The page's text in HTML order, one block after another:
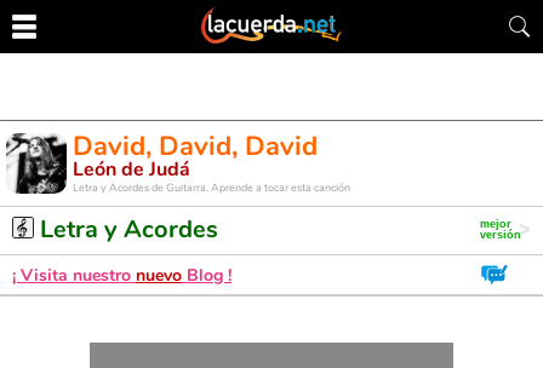
David, David, David
León de Judá
Letra y Acordes de Guitarra. Aprende a tocar esta canción
Letra y Acordes
¡ Visita nuestro nuevo Blog !